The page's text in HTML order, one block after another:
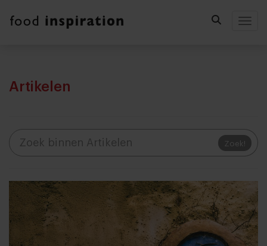
Artikelen
Zoek!